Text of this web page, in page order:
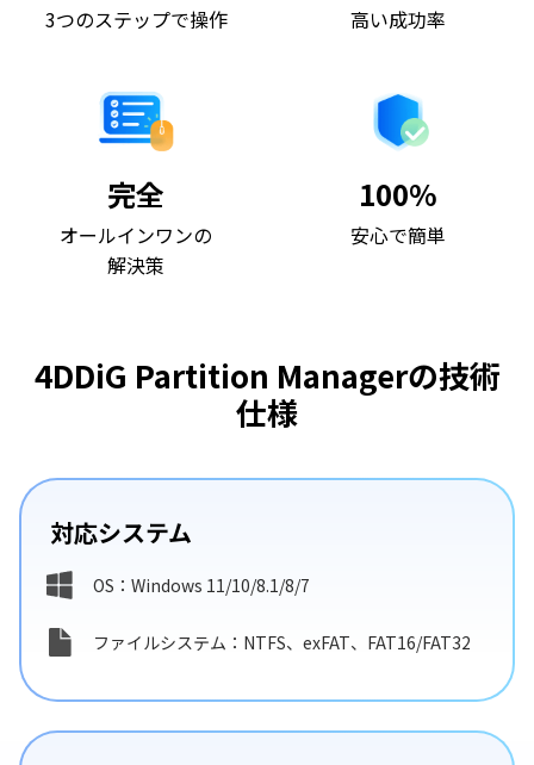
3つのステップで操作 高い成功率
完全
オールインワンの
解決策
100%
安心で簡単
4DDiG Partition Managerの技術
仕様
対応システム
OS：Windows 11/10/8.1/8/7
ファイルシステム：NTFS、exFAT、FAT16/FAT32